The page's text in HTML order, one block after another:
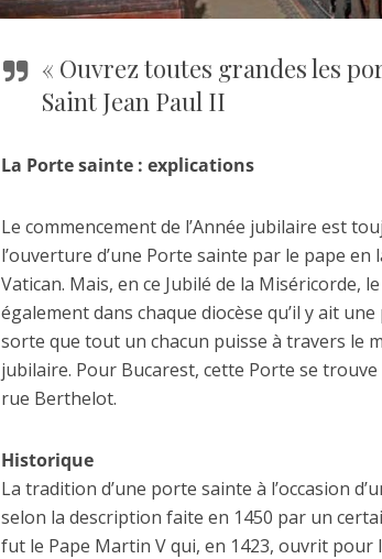
« Ouvrez toutes grandes les
Saint Jean Paul II
La Porte sainte : explications
Le commencement de l’Année jubilaire est
l’ouverture d’une Porte sainte par le pape en
Vatican. Mais, en ce Jubilé de la Miséricorde,
également dans chaque diocèse qu’il y ait
sorte que tout un chacun puisse à travers le
jubilaire. Pour Bucarest, cette Porte se trouve
rue Berthelot.
Historique
La tradition d’une porte sainte à l’occasion
selon la description faite en 1450 par un
fut le Pape Martin V qui, en 1423, ouvrit pour